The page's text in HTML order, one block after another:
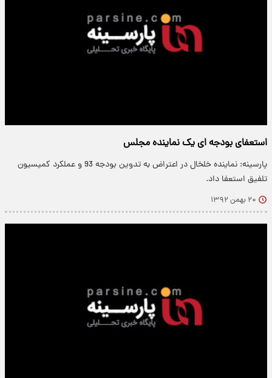
استعفای بودجه ای یک نماینده مجلس
پارسینه: نماینده خلخال در اعتراض به تدوین بودجه 93 و عملکرد کمیسیون
تلفیق استعفا داد.
۲۰ بهمن ۱۳۹۲